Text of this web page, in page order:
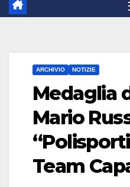
ARCHIVIO NOTIZIE
Medaglia
Mario
Team